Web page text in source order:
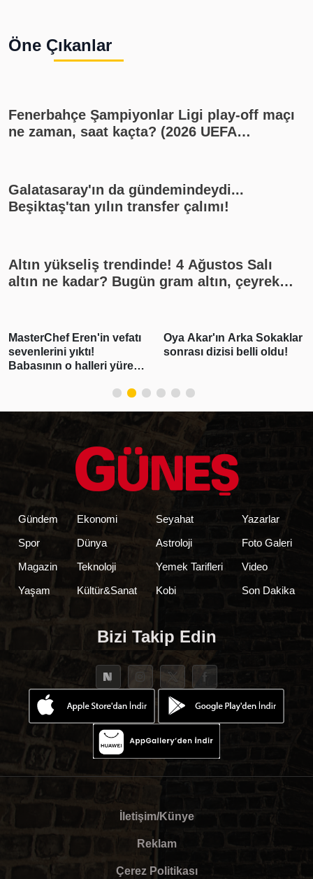
Öne Çıkanlar
Fenerbahçe Şampiyonlar Ligi play-off maçı
ne zaman, saat kaçta? (2026 UEFA
11'i)
Galatasaray'ın da gündemindeydi...
Beşiktaş'tan yılın transfer çalımı!
Altın yükseliş trendinde! 4 Ağustos Salı
altın ne kadar? Bugün gram altın, çeyrek
rakamları, canlı takip
Oya Akar'ın Arka Sokaklar
sonrası dizisi belli oldu!
"Pişmanım bir daha
kullanmayacağım"
testi pozitif çıktı
Gündem
Spor
Magazin
Yaşam
Ekonomi
Dünya
Teknoloji
Kültür&Sanat
Seyahat
Astroloji
Yemek Tarifleri
Kobi
Yazarlar
Foto Galeri
Video
Son Dakika
Bizi Takip Edin
İletişim/Künye
Reklam
Çerez Politikası